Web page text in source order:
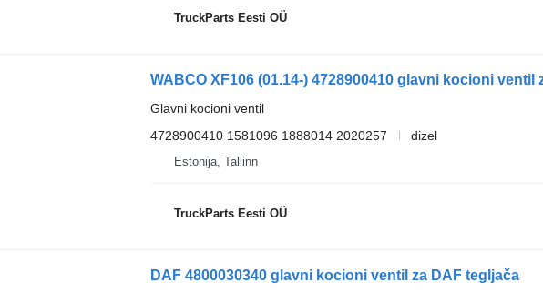
TruckParts Eesti OÜ
WABCO XF106 (01.14-) 4728900410 glavni kocioni ventil
Glavni kocioni ventil
4728900410 1581096 1888014 2020257
dizel
Estonija, Tallinn
TruckParts Eesti OÜ
DAF 4800030340 glavni kocioni ventil za DAF tegljača